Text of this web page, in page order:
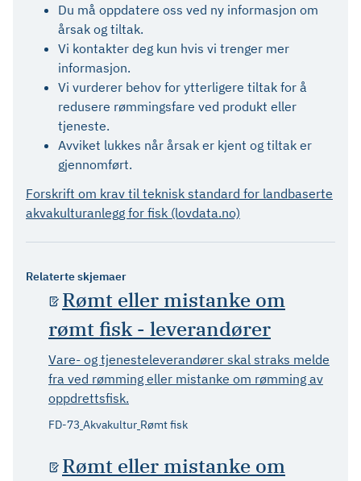
Du må oppdatere oss ved ny informasjon om
årsak og tiltak.
Vi kontakter deg kun hvis vi trenger mer
informasjon.
Vi vurderer behov for ytterligere tiltak for å
redusere rømmingsfare ved produkt eller
tjeneste.
Avviket lukkes når årsak er kjent og tiltak er
gjennomført.
Forskrift om krav til teknisk standard for landbaserte
akvakulturanlegg for fisk (lovdata.no)
Relaterte skjemaer
Rømt eller mistanke om
rømt fisk - leverandører
Vare- og tjenesteleverandører skal straks melde
fra ved rømming eller mistanke om rømming av
oppdrettsfisk.
FD-73 Akvakultur Rømt fisk
Rømt eller mistanke om